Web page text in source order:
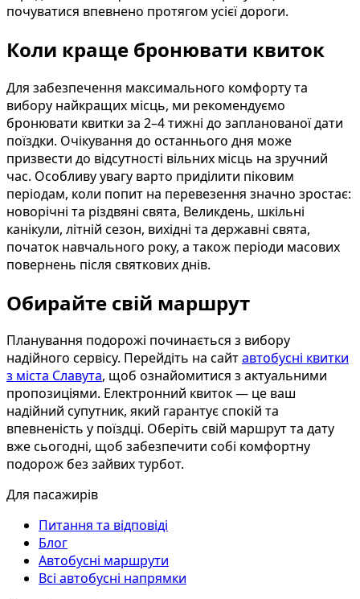
почуватися впевнено протягом усієї дороги.
Коли краще бронювати квиток
Для забезпечення максимального комфорту та
вибору найкращих місць, ми рекомендуємо
бронювати квитки за 2–4 тижні до запланованої дати
поїздки. Очікування до останнього дня може
призвести до відсутності вільних місць на зручний
час. Особливу увагу варто приділити піковим
періодам, коли попит на перевезення значно зростає:
новорічні та різдвяні свята, Великдень, шкільні
канікули, літній сезон, вихідні та державні свята,
початок навчального року, а також періоди масових
повернень після святкових днів.
Обирайте свій маршрут
Планування подорожі починається з вибору
надійного сервісу. Перейдіть на сайтавтобусні квитки
з міста Славута, щоб ознайомитися з актуальними
пропозиціями. Електронний квиток — це ваш
надійний супутник, який гарантує спокій та
впевненість у поїздці. Оберіть свій маршрут та дату
вже сьогодні, щоб забезпечити собі комфортну
подорож без зайвих турбот.
Для пасажирів
Питання та відповіді
Блог
Автобусні маршрути
Всі автобусні напрямки